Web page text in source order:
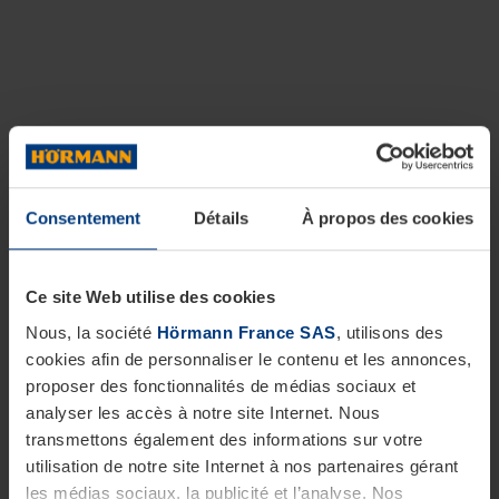
Consentement Détails À propos des cookies
Ce site Web utilise des cookies
Nous, la société Hörmann France SAS, utilisons des
cookies afin de personnaliser le contenu et les annonces,
proposer des fonctionnalités de médias sociaux et
analyser les accès à notre site Internet. Nous
transmettons également des informations sur votre
utilisation de notre site Internet à nos partenaires gérant
les médias sociaux, la publicité et l’analyse. Nos